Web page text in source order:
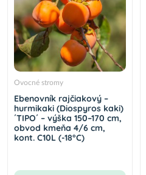
Ovocné stromy
Ebenovník rajčiakový –
hurmikaki (Diospyros kaki)
´TIPO´ – výška 150–170 cm,
obvod kmeňa 4/6 cm,
kont. C10L (-18°C)